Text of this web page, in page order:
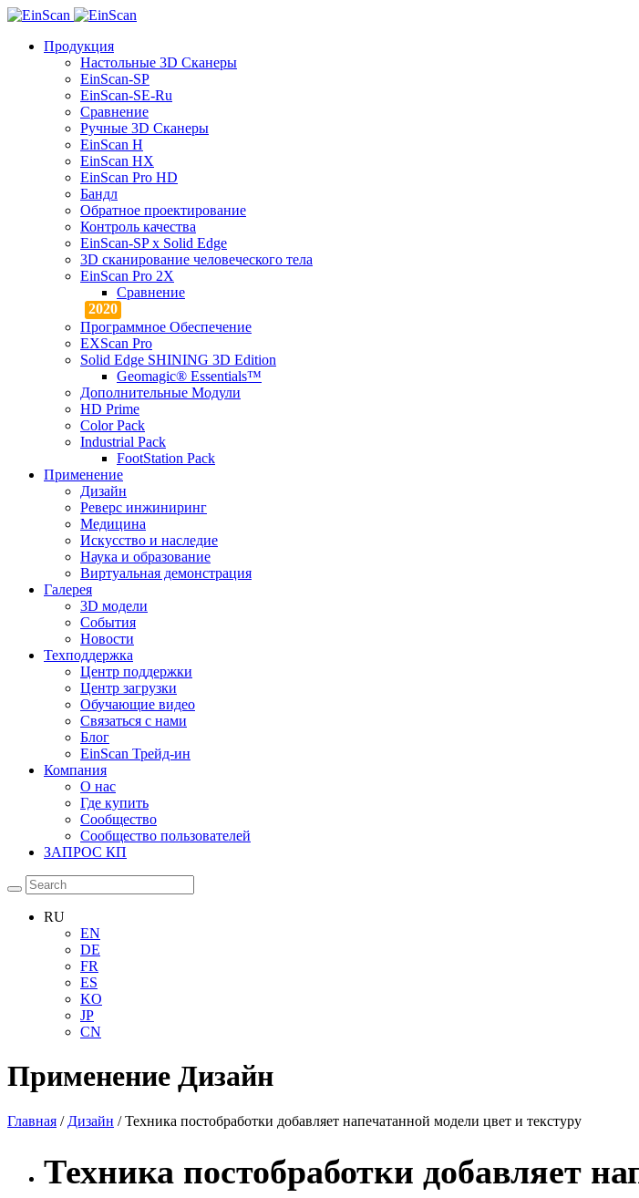
Продукция
Настольные 3D Сканеры
EinScan-SP
EinScan-SE-Ru
Сравнение
Ручные 3D Cканеры
EinScan H
EinScan HX
EinScan Pro HD
Бандл
Обратное проектирование
Контроль качества
EinScan-SP x Solid Edge
3D сканирование человеческого тела
EinScan Pro 2X
Сравнение
Программное Обеспечение
EXScan Pro
Solid Edge SHINING 3D Edition
Geomagic® Essentials™
Дополнительные Модули
HD Prime
Color Pack
Industrial Pack
FootStation Pack
Применение
Дизайн
Реверс инжиниринг
Медицина
Искусство и наследие
Наука и образование
Виртуальная демонстрация
Галерея
3D модели
События
Новости
Техподдержка
Центр поддержки
Центр загрузки
Обучающие видео
Связаться с нами
Блог
EinScan Трейд-ин
Компания
О нас
Где купить
Сообщество
Сообщество пользователей
ЗАПРОС КП
RU
EN
DE
FR
ES
KO
JP
CN
Применение Дизайн
Главная / Дизайн / Техника постобработки добавляет напечатанной модели цвет и текстуру
Техника постобработки добавляет